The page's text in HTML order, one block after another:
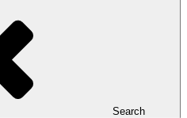
Search